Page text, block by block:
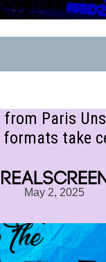
from Paris
formats take
May 2, 2025